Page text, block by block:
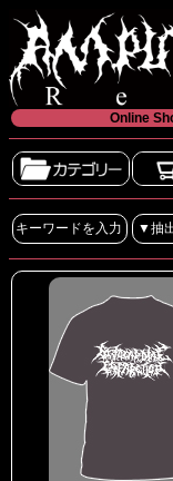
Online